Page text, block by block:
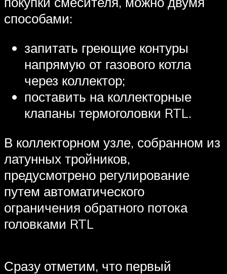
способами:
запитать греющие контуры
напрямую от газового котла
через коллектор;
поставить на коллекторные
клапаны термоголовки RTL.
В коллекторном узле, собранном из
латунных тройников,
предусмотрено регулирование
путем автоматического
ограничения обратного потока
головками RTL
Сразу отметим, что первый